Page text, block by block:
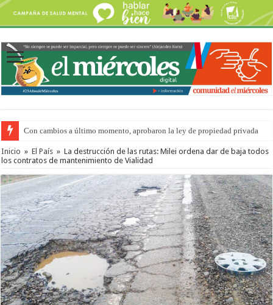
Con cambios a último momento, aprobaron la ley de propiedad privada
Inicio » El País » La destrucción de las rutas: Milei ordena dar de baja todos
los contratos de mantenimiento de Vialidad